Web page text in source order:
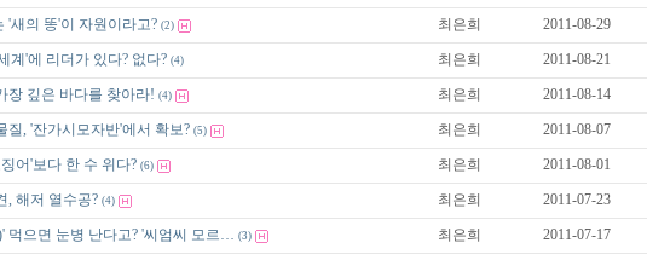
'새의 똥'이 자원이라고? (2) 최은희 2011-08-29
계'에 리더가 있다? 없다? (4) 최은희 2011-08-21
장 깊은 바다를 찾아라! (4) 최은희 2011-08-14
질, '잔가시모자반'에서 확보? (5) 최은희 2011-08-07
어'보다 한 수 위다? (6) 최은희 2011-08-01
, 해저 열수공? (4) 최은희 2011-07-23
먹으면 눈병 난다고? '씨엄씨 모르… (3) 최은희 2011-07-17